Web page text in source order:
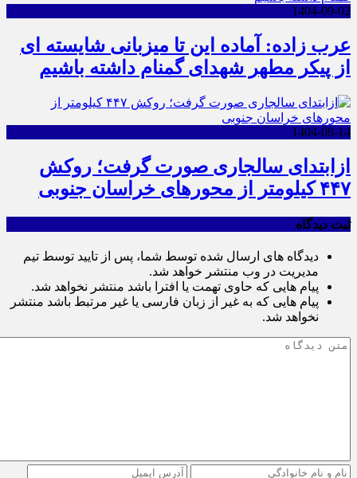
1404-09-02
عرب زاده: آماده این تا میزبانی شایسته ای
از پیکر مطهر شهدای گمنام داشته باشیم
1404-08-14
ازابتدای سالجاری صورت گرفت؛ روکش
۴۴۷ کیلومتر از محورهای خراسان جنوبی
ثبت دیدگاه
دیدگاه های ارسال شده توسط شما، پس از تایید توسط تیم
مدیریت در وب منتشر خواهد شد.
پیام هایی که حاوی تهمت یا افترا باشد منتشر نخواهد شد.
پیام هایی که به غیر از زبان فارسی یا غیر مرتبط باشد منتشر
نخواهد شد.